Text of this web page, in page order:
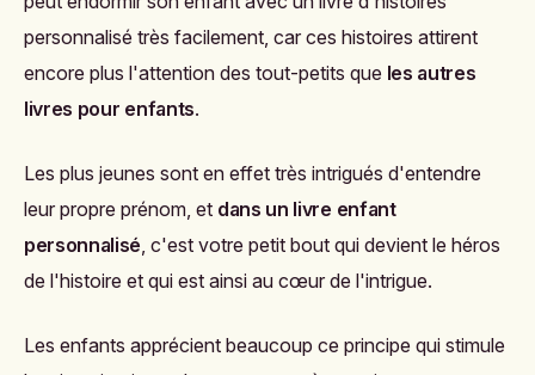
personnalisé très facilement, car ces histoires attirent
encore plus l'attention des tout-petits que les autres
livres pour enfants.
Les plus jeunes sont en effet très intrigués d'entendre
leur propre prénom, et dans un livre enfant
personnalisé, c'est votre petit bout qui devient le héros
de l'histoire et qui est ainsi au cœur de l'intrigue.
Les enfants apprécient beaucoup ce principe qui stimule